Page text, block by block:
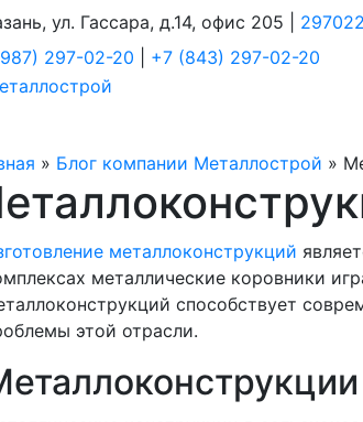
ул. Гассара, д.14, офис 205 |
297-02-20
+7 (843) 297-02-20
» Блог компании Металлострой »
металлоконструкций
металлические коровники
способствует
этой отрасли.